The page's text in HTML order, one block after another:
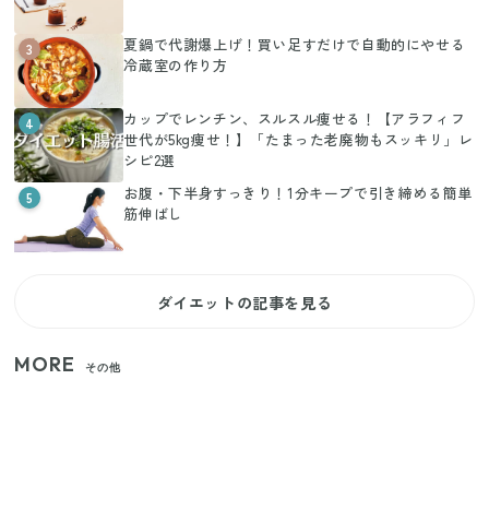
3
夏鍋で代謝爆上げ！買い足すだけで自動的にやせる
冷蔵室の作り方
4
カップでレンチン、スルスル痩せる！【アラフィフ
世代が5kg痩せ！】「たまった老廃物もスッキリ」レ
シピ2選
5
お腹・下半身すっきり！1分キープで引き締める簡単
筋伸ばし
ダイエットの記事を見る
MORE その他